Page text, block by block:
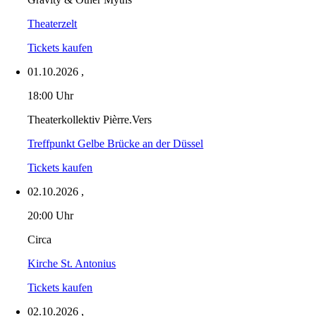
Theaterzelt
Tickets kaufen
01.10.2026 ,
18:00 Uhr
Theaterkollektiv Pièrre.Vers
Treffpunkt Gelbe Brücke an der Düssel
Tickets kaufen
02.10.2026 ,
20:00 Uhr
Circa
Kirche St. Antonius
Tickets kaufen
02.10.2026 ,